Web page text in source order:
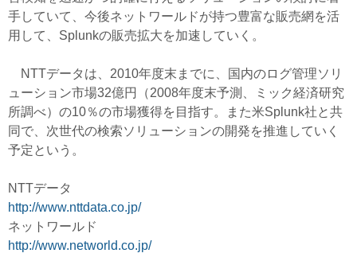
手していて、今後ネットワールドが持つ豊富な販売網を活
用して、Splunkの販売拡大を加速していく。
NTTデータは、2010年度末までに、国内のログ管理ソリ
ューション市場32億円（2008年度末予測、ミック経済研究
所調べ）の10％の市場獲得を目指す。また米Splunk社と共
同で、次世代の検索ソリューションの開発を推進していく
予定という。
NTTデータ
http://www.nttdata.co.jp/
ネットワールド
http://www.networld.co.jp/